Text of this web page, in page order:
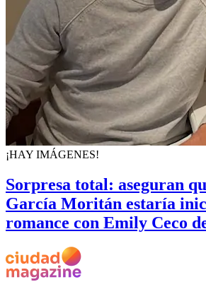
¡HAY IMÁGENES!
Sorpresa total: aseguran
García Moritán estaría
romance con Emily Ceco